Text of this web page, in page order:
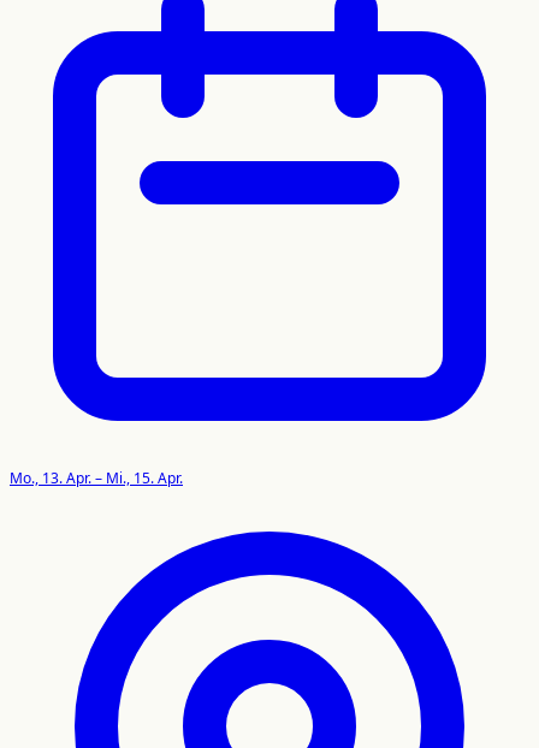
Mo., 13. Apr. – Mi., 15. Apr.